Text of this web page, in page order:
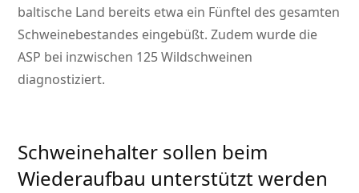
baltische Land bereits etwa ein Fünftel des gesamten
Schweinebestandes eingebüßt. Zudem wurde die
ASP bei inzwischen 125 Wildschweinen
diagnostiziert.
Schweinehalter sollen beim
Wiederaufbau unterstützt werden